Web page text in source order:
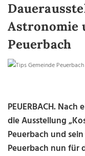
Astronomie
Peuerbach
PEUERBACH.
die Ausstellung
Peuerbach und
Peuerbach nun für